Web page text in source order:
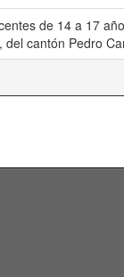
de 14 a 17
del cantón Pedro